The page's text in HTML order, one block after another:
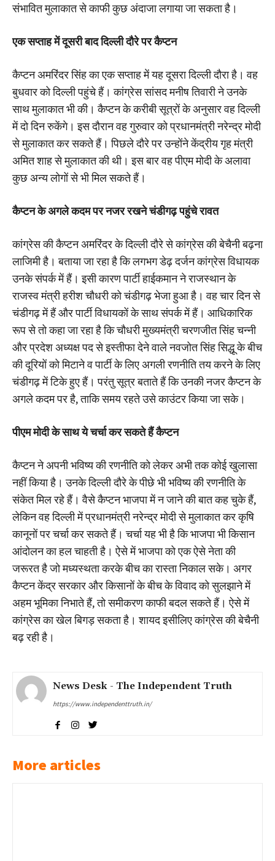
संभावित मुलाकात से काफी कुछ अंदाजा लगाया जा सकता है।
एक सप्‍ताह में दूसरी बाद दिल्‍ली दौरे पर कैप्‍टन
कैप्टन अमरिंदर सिंह का एक सप्ताह में यह दूसरा दिल्ली दौरा है। वह
बुधवार को दिल्‍ली पहुंचे हैं। कांग्रेस सांसद मनीष तिवारी ने उनके
साथ मुलाकात भी की। कैप्टन के करीबी सूत्रों के अनुसार वह दिल्ली
में दो दिन रुकेंगे। इस दौरान वह गुरुवार को प्रधानमंत्री नरेन्द्र मोदी
से मुलाकात कर सकते हैं। पिछले दौरे पर उन्होंने केंद्रीय गृह मंत्री
अमित शाह से मुलाकात की थी। इस बार वह पीएम मोदी के अलावा
कुछ अन्‍य लोगों से भी मिल सकते हैं।
कैप्‍टन के अगले कदम पर नजर रखने चंडीगढ़ पहुंचे रावत
कांग्रेस की कैप्टन अमरिंदर के दिल्ली दौरे से कांग्रेस की बेचैनी बढ़ना
लाजिमी है। बताया जा रहा है कि लगभग डेढ़ दर्जन कांग्रेस विधायक
उनके संपर्क में हैं। इसी कारण पार्टी हाईकमान ने राजस्थान के
राजस्व मंत्री हरीश चौधरी को चंडीगढ़ भेजा हुआ है। वह चार दिन से
चंडीगढ़ में हैं और पार्टी विधायकों के साथ संपर्क में हैं। आधिकारिक
रूप से तो कहा जा रहा है कि चौधरी मुख्यमंत्री चरणजीत सिंह चन्नी
और प्रदेश अध्यक्ष पद से इस्तीफा देने वाले नवजोत सिंह सिद्धू के बीच
की दूरियों को मिटाने व पार्टी के लिए अगली रणनीति तय करने के लिए
चंडीगढ़ में टिके हुए हैं। परंतु सूत्र बताते हैं कि उनकी नजर कैप्टन के
अगले कदम पर है, ताकि समय रहते उसे काउंटर किया जा सके।
पीएम मोदी के साथ ये चर्चा कर सकते हैं कैप्‍टन
कैप्टन ने अपनी भविष्य की रणनीति को लेकर अभी तक कोई खुलासा
नहीं किया है। उनके दिल्ली दौरे के पीछे भी भविष्‍य की रणनीति के
संकेत मिल रहे हैं। वैसे कैप्‍टन भाजपा में न जाने की बात कह चुके हैं,
लेकिन वह दिल्ली में प्रधानमंत्री नरेन्द्र मोदी से मुलाकात कर कृषि
कानूनों पर चर्चा कर सकते हैं। चर्चा यह भी है कि भाजपा भी किसान
आंदोलन का हल चाहती है। ऐसे में भाजपा को एक ऐसे नेता की
जरूरत है जो मध्यस्थता करके बीच का रास्ता निकाल सके। अगर
कैप्‍टन केंद्र सरकार और किसानों के बीच के विवाद को सुलझाने में
अहम भूमिका निभाते हैं, तो समीकरण काफी बदल सकते हैं। ऐसे में
कांग्रेस का खेल बिगड़ सकता है। शायद इसीलिए कांग्रेस की बेचैनी
बढ़ रही है।
News Desk - The Independent Truth
https://www.independenttruth.in/
More articles